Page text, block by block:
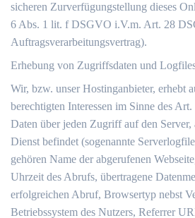
sicheren Zurverfügungstellung dieses
6 Abs. 1 lit. f DSGVO i.V.m. Art. 28
Auftragsverarbeitungsvertrag).
Erhebung von Zugriffsdaten und
Wir, bzw. unser Hostinganbieter, erhebt
berechtigten Interessen im Sinne des
Daten über jeden Zugriff auf den Server,
Dienst befindet (sogenannte
gehören Name der abgerufenen
Uhrzeit des Abrufs, übertragene
erfolgreichen Abruf, Browsertyp nebst
Betriebssystem des Nutzers, Referrer